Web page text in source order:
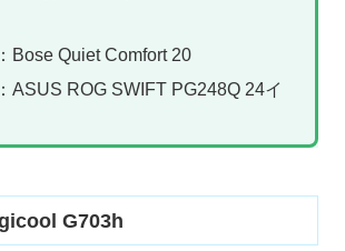
Bose Quiet Comfort 20
ASUS ROG SWIFT PG248Q 24イ
G703h